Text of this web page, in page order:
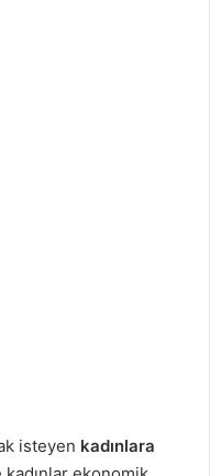
isteyen kadınlara